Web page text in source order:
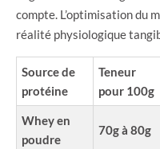
compte. L’optimisation du
réalité physiologique
Source de
protéine
Teneur
pour 100g
Whey en
poudre
70g à 80g